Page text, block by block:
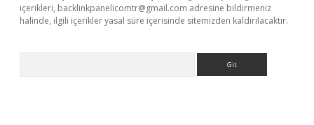
içerikleri, backlinkpanelicomtr@gmail.com adresine bildirmeniz
halinde, ilgili içerikler yasal süre içerisinde sitemizden kaldırılacaktır.